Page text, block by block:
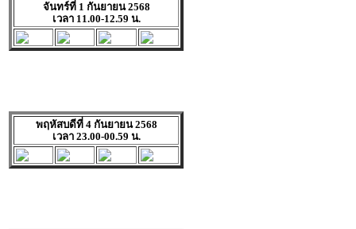
จันทร์ที่ 1 กันยายน 2568
เวลา 11.00-12.59 น.
พฤหัสบดีที่ 4 กันยายน 2568
เวลา 23.00-00.59 น.